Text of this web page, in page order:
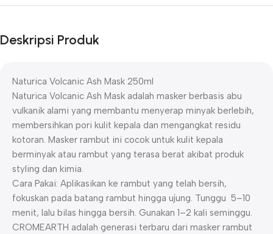
Deskripsi Produk
Naturica Volcanic Ash Mask 250ml
Naturica Volcanic Ash Mask adalah masker berbasis abu
vulkanik alami yang membantu menyerap minyak berlebih,
membersihkan pori kulit kepala dan mengangkat residu
kotoran. Masker rambut ini cocok untuk kulit kepala
berminyak atau rambut yang terasa berat akibat produk
styling dan kimia.
Cara Pakai: Aplikasikan ke rambut yang telah bersih,
fokuskan pada batang rambut hingga ujung. Tunggu 5–10
menit, lalu bilas hingga bersih. Gunakan 1–2 kali seminggu.
CROMEARTH adalah generasi terbaru dari masker rambut